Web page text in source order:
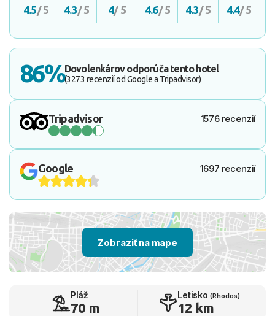
4.5/ 5 4.3/ 5 4/ 5 4.6/ 5 4.3/ 5 4.4/ 5
86%Dovolenkárov odporúča tento hotel
(3273 recenzií od Google a Tripadvisor)
Tripadvisor 1576 recenzií
Google 1697 recenzií
Zobraziť na mape
Pláž
70 m
Letisko (Rhodos)
12 km